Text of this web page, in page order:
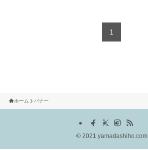
1
ホーム バナー
©2021 yamadashiho.com